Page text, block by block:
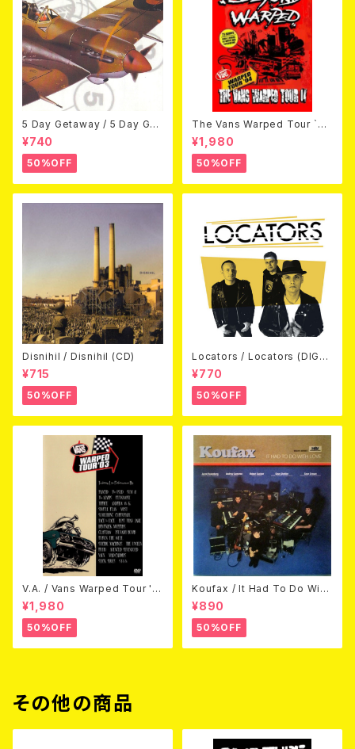
5 Day Getaway / 5 Day Get
away (CDEP)
¥740
50%OFF
The Vans Warped Tour `04
Beyond Warped (国内盤DV
D)
¥1,980
50%OFF
Disnihil / Disnihil (CD)
¥715
50%OFF
Locators / Locators (DIGPA
CK CD)
¥770
50%OFF
V.A. / Vans Warped Tour '0
3 (DVD)
¥1,980
50%OFF
Koufax / It Had To Do With
Love (CD)
¥890
50%OFF
その他の商品